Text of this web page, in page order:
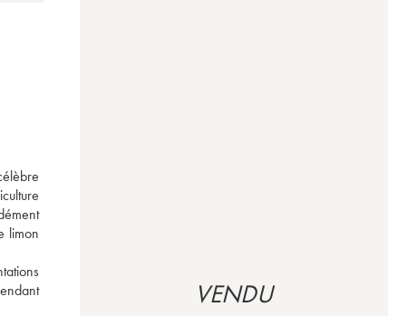
limon
VENDU